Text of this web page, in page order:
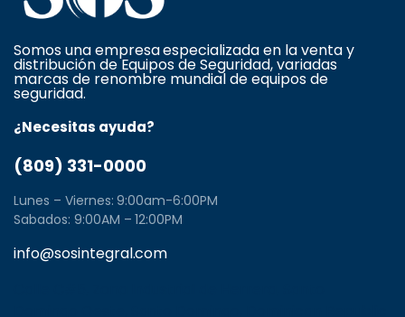
Somos una empresa especializada en la venta y
distribución de Equipos de Seguridad, variadas
marcas de renombre mundial de equipos de
seguridad.
¿Necesitas ayuda?
(809) 331-0000
Lunes – Viernes: 9:00am-6:00PM
Sabados: 9:00AM – 12:00PM
info@sosintegral.com